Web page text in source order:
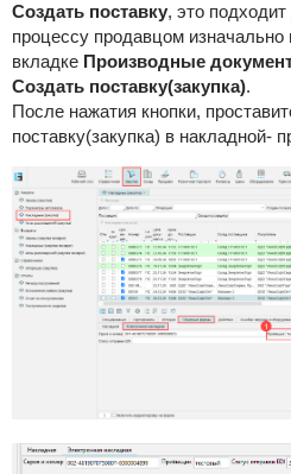
Создать поставку, это
процессу продавцом
вкладке Производные
Создать поставку(закупка).
После нажатия кнопки,
поставку(закупка) в накладной-